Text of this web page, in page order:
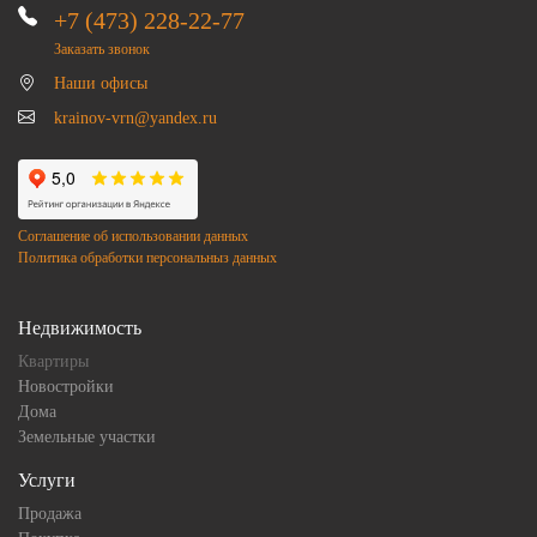
+7 (473) 228-22-77
Заказать звонок
Наши офисы
krainov-vrn@yandex.ru
Соглашение об использовании данных
Политика обработки персональныз данных
Недвижимость
Квартиры
Новостройки
Дома
Земельные участки
Услуги
Продажа